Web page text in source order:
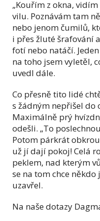
„Kouřím z okna,
vilu. Poznávám tam
nebo jenom čumilů,
i přes žluté šrafování
fotí nebo natáčí.
na toho jsem vyletěl,
uvedl dále.
Co přesně tito lidé
s žádným nepřišel do
Maximálně prý
odešli. „To
Potom párkrát
už jí dají pokoj! Celá
peklem, nad kterým
se na tom chce někdo
uzavřel.
Na naše dotazy